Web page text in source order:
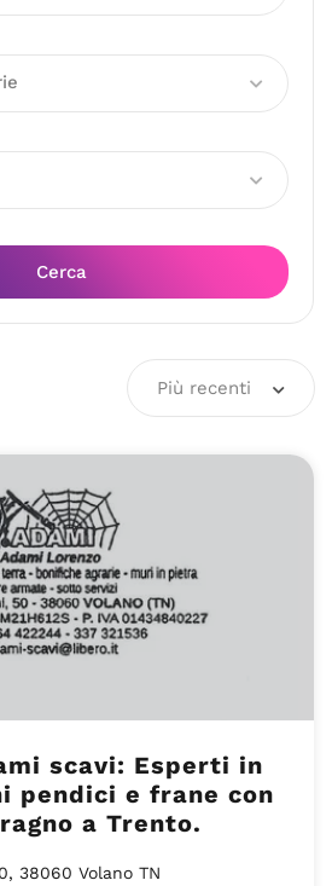
Cerca
Più recenti
scavi: Esperti in
pendici e frane con
a Trento.
38060 Volano TN